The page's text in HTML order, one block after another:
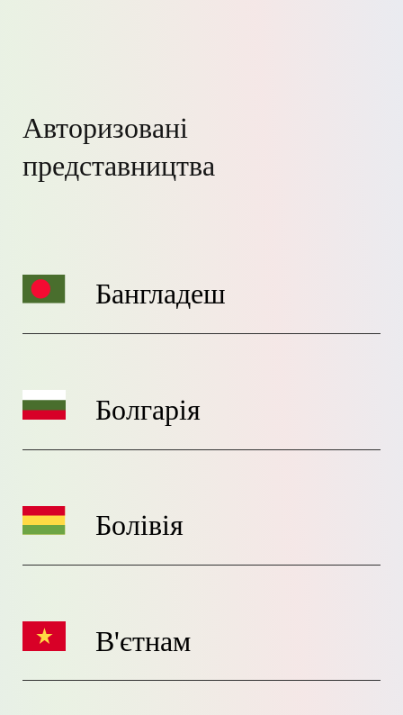
Авторизовані
представництва
Бангладеш
Болгарія
Болівія
В'єтнам